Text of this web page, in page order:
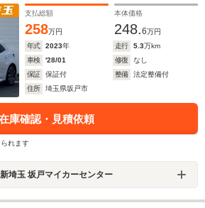
支払総額
258万円
本体価格
248.6万円
年式
2023年 走行 5.3万km
車検
'28/01 修復
なし
保証
保証付 整備
法定整備付
住所
埼玉県坂戸市
庫確認・見積依頼
れます
埼玉 坂戸マイカーセンター